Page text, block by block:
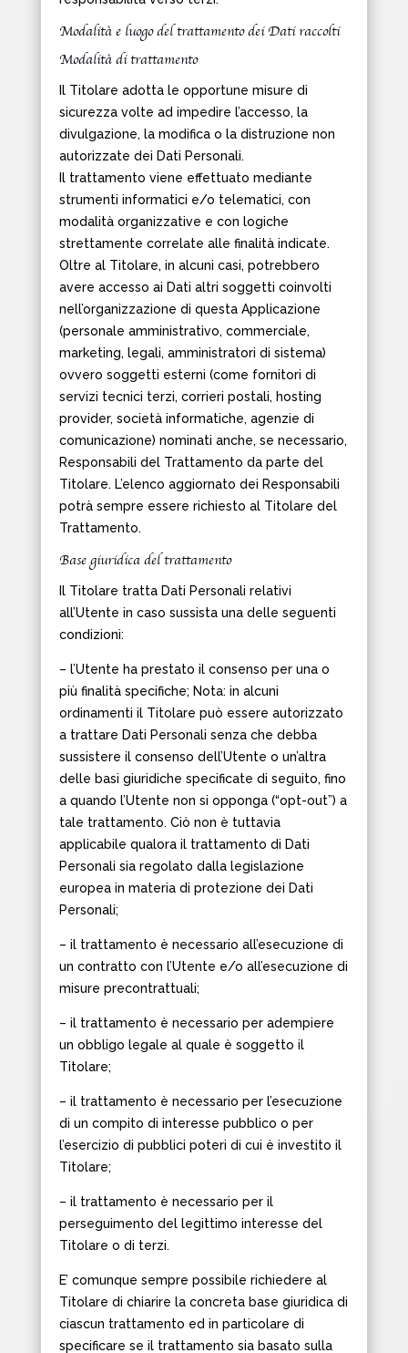
Modalità e luogo del trattamento dei Dati raccolti
Modalità di trattamento
Il Titolare adotta le opportune misure di
sicurezza volte ad impedire l’accesso, la
divulgazione, la modifica o la distruzione non
autorizzate dei Dati Personali.
Il trattamento viene effettuato mediante
strumenti informatici e/o telematici, con
modalità organizzative e con logiche
strettamente correlate alle finalità indicate.
Oltre al Titolare, in alcuni casi, potrebbero
avere accesso ai Dati altri soggetti coinvolti
nell’organizzazione di questa Applicazione
(personale amministrativo, commerciale,
marketing, legali, amministratori di sistema)
ovvero soggetti esterni (come fornitori di
servizi tecnici terzi, corrieri postali, hosting
provider, società informatiche, agenzie di
comunicazione) nominati anche, se necessario,
Responsabili del Trattamento da parte del
Titolare. L’elenco aggiornato dei Responsabili
potrà sempre essere richiesto al Titolare del
Trattamento.
Base giuridica del trattamento
Il Titolare tratta Dati Personali relativi
all’Utente in caso sussista una delle seguenti
condizioni:
– l’Utente ha prestato il consenso per una o
più finalità specifiche; Nota: in alcuni
ordinamenti il Titolare può essere autorizzato
a trattare Dati Personali senza che debba
sussistere il consenso dell’Utente o un’altra
delle basi giuridiche specificate di seguito, fino
a quando l’Utente non si opponga (“opt-out”) a
tale trattamento. Ciò non è tuttavia
applicabile qualora il trattamento di Dati
Personali sia regolato dalla legislazione
europea in materia di protezione dei Dati
Personali;
– il trattamento è necessario all’esecuzione di
un contratto con l’Utente e/o all’esecuzione di
misure precontrattuali;
– il trattamento è necessario per adempiere
un obbligo legale al quale è soggetto il
Titolare;
– il trattamento è necessario per l’esecuzione
di un compito di interesse pubblico o per
l’esercizio di pubblici poteri di cui è investito il
Titolare;
– il trattamento è necessario per il
perseguimento del legittimo interesse del
Titolare o di terzi.
E’ comunque sempre possibile richiedere al
Titolare di chiarire la concreta base giuridica di
ciascun trattamento ed in particolare di
specificare se il trattamento sia basato sulla